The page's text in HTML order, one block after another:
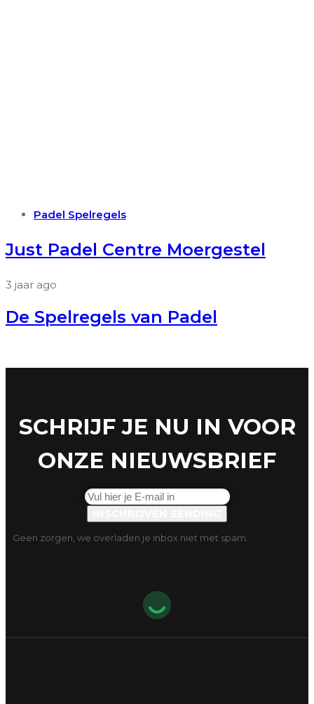
Tags Padel Spelregels
Just Padel Centre Moergestel
3 jaar ago
De Spelregels van Padel
SCHRIJF JE NU IN VOOR
ONZE NIEUWSBRIEF
Geen zorgen, we overladen je inbox niet met spam.